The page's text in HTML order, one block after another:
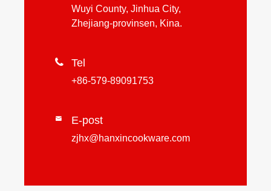
Wuyi County, Jinhua City,
Zhejiang-provinsen, Kina.
 Tel
+86-579-89091753
 E-post
zjhx@hanxincookware.com